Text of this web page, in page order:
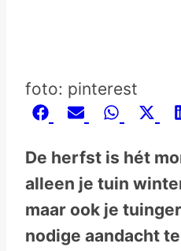
foto: pinterest
Share
Facebook
Share
Email
Share
De herfst is hét
alleen je tuin
maar ook je
nodige aandacht